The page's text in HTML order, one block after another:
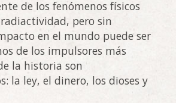
de los fenómenos físicos
pero sin
en el mundo puede ser
de los impulsores más
la historia son
la ley, el dinero, los dioses y